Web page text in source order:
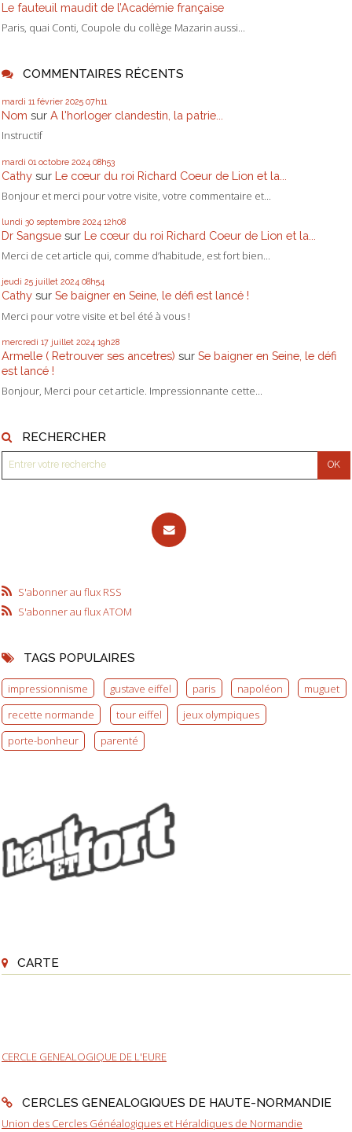
Le fauteuil maudit de l’Académie française
Paris, quai Conti, Coupole du collège Mazarin aussi...
COMMENTAIRES RÉCENTS
mardi 11 février 2025 07h11
Nom sur A l'horloger clandestin, la patrie...
Instructif
mardi 01 octobre 2024 08h53
Cathy sur Le cœur du roi Richard Coeur de Lion et la...
Bonjour et merci pour votre visite, votre commentaire et...
lundi 30 septembre 2024 12h08
Dr Sangsue sur Le cœur du roi Richard Coeur de Lion et la...
Merci de cet article qui, comme d’habitude, est fort bien...
jeudi 25 juillet 2024 08h54
Cathy sur Se baigner en Seine, le défi est lancé !
Merci pour votre visite et bel été à vous !
mercredi 17 juillet 2024 19h28
Armelle ( Retrouver ses ancetres) sur Se baigner en Seine, le défi
est lancé !
Bonjour, Merci pour cet article. Impressionnante cette...
RECHERCHER
S'abonner au flux RSS
S'abonner au flux ATOM
TAGS POPULAIRES
impressionnisme gustave eiffel paris napoléon
muguet
recette normande
tour eiffel
jeux olympiques
porte-bonheur
parenté
CARTE
CERCLE GENEALOGIQUE DE L'EURE
CERCLES GENEALOGIQUES DE HAUTE-NORMANDIE
Union des Cercles Généalogiques et Héraldiques de Normandie